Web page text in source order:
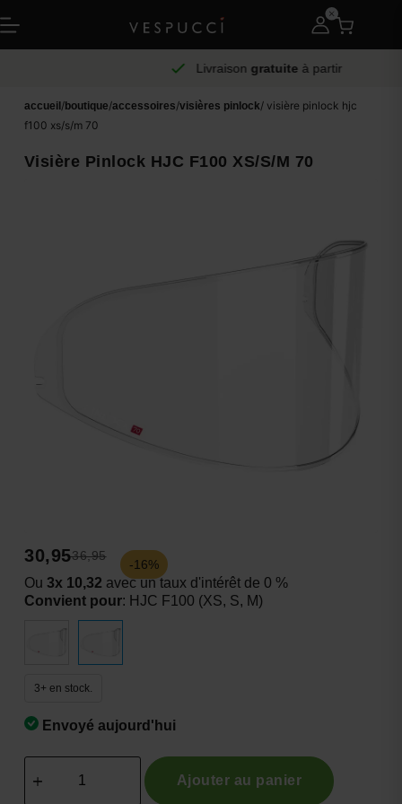
gratuiteà partir de 75
accueil /boutique/accessoires/visières pinlock/ visière pinlock hjc
f100 xs/s/m 70
Visière Pinlock HJC F100 XS/S/M 70
Convient pour: HJC F100 (XS, S, M)
Ou 3x 10,32 avec un taux d'intérêt de 0 %
36,95
30,95 -16%
3+ en stock.
Envoyé aujourd'hui
Ajouter au panier